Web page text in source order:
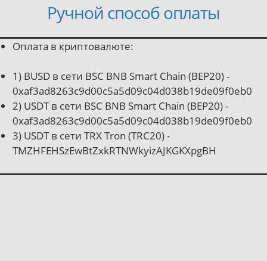
Ручной способ оплаты
Оплата в криптовалюте:
1) BUSD в сети BSC BNB Smart Chain (BEP20) -
0xaf3ad8263c9d00c5a5d09c04d038b19de09f0eb0
2) USDT в сети BSC BNB Smart Chain (BEP20) -
0xaf3ad8263c9d00c5a5d09c04d038b19de09f0eb0
3) USDT в сети TRX Tron (TRC20) -
TMZHFEHSzEwBtZxkRTNWkyizAJKGKXpgBH